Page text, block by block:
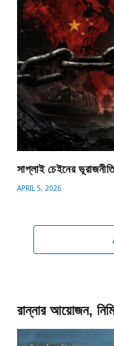
সাপ্লাই চেইনের
APRIL 5, 2026
রান্নার আয়োজন,